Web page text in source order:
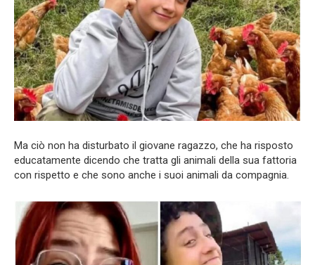
Ma ciò non ha disturbato il giovane ragazzo, che ha risposto
educatamente dicendo che tratta gli animali della sua fattoria
con rispetto e che sono anche i suoi animali da compagnia.